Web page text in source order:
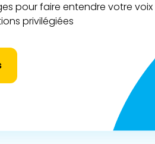
pour faire entendre votre voix
privilégiées